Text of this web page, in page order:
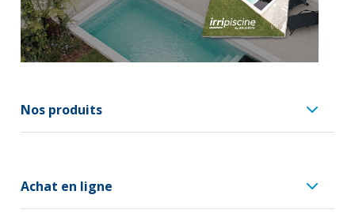
Nos produits
Achat en ligne